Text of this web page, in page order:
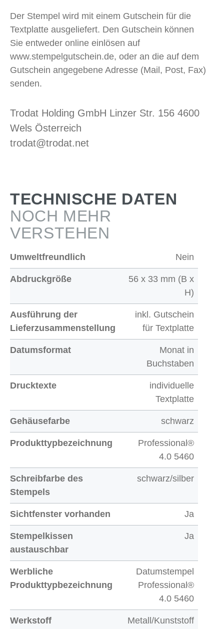
Der Stempel wird mit einem Gutschein für die
Textplatte ausgeliefert. Den Gutschein können
Sie entweder online einlösen auf
www.stempelgutschein.de, oder an die auf dem
Gutschein angegebene Adresse (Mail, Post, Fax)
senden.
Trodat Holding GmbH Linzer Str. 156 4600
Wels Österreich
trodat@trodat.net
TECHNISCHE DATEN
NOCH MEHR
VERSTEHEN
Umweltfreundlich Nein
Abdruckgröße
56 x 33 mm (B x
H)
Ausführung der
Lieferzusammenstellung
inkl. Gutschein
für Textplatte
Datumsformat
Monat in
Buchstaben
Drucktexte
individuelle
Textplatte
Gehäusefarbe schwarz
Produkttypbezeichnung
Professional®
4.0 5460
Schreibfarbe des
Stempels
schwarz/silber
Sichtfenster vorhanden Ja
Stempelkissen
austauschbar
Ja
Werbliche
Produkttypbezeichnung
Datumstempel
Professional®
4.0 5460
Werkstoff Metall/Kunststoff